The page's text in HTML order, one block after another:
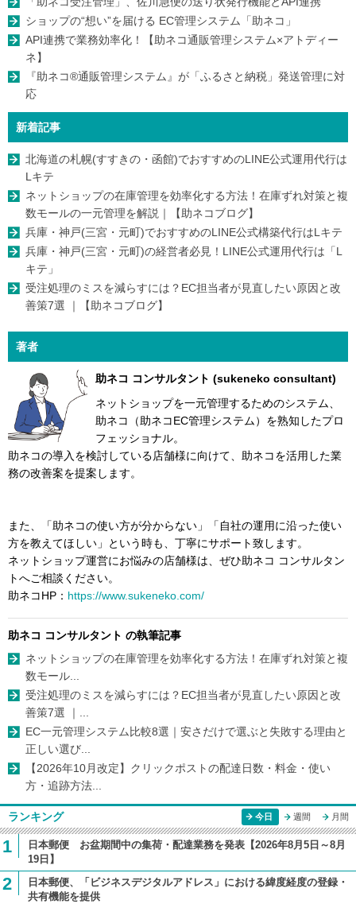
ショップの“想い”を届ける EC管理システム「助ネコ」
API連携で業務効率化！【助ネコ通販管理システム×アトディー
ネ】
『助ネコ®通販管理システム』が「ふるさと納税」発送管理に対
応
新着記事
北海道の札幌(すすきの・函館)でおすすめのLINE公式運用代行は
Lキテ
ネットショップの在庫管理を効率化する方法！在庫ずれ対策と複
数モールの一元管理を解説｜【助ネコブログ】
兵庫・神戸(三宮・元町)でおすすめのLINE公式構築代行はLキテ
兵庫・神戸(三宮・元町)の経営者必見！LINE公式運用代行は「L
キテ」
受注処理のミスを減らすには？EC担当者が見直したい原因と改
善策7選 ｜【助ネコブログ】
著者
助ネコ コンサルタント (sukeneko consultant)
ネットショップを一元管理するためのシステム、
助ネコ（助ネコEC管理システム）を熟知したプロ
フェッショナル。
助ネコの導入を検討している店舗様に向けて、助ネコを活用した業
務の改善案を提案します。
また、「助ネコの使い方が分からない」「自社の運用に沿った使い
方を教えてほしい」という時も、丁寧にサポート致します。
ネットショップ運営にお悩みの店舗様は、ぜひ助ネコ コンサルタン
トへご相談ください。
助ネコHP： https://www.sukeneko.com/
助ネコ コンサルタント の執筆記事
ネットショップの在庫管理を効率化する方法！在庫ずれ対策と複
数モール...
受注処理のミスを減らすには？EC担当者が見直したい原因と改
善策7選 ｜...
EC一元管理システム比較8選｜安さだけで選ぶと失敗する理由と
正しい選び...
【2026年10月改定】クリックポストの配達日数・料金・使い
方・追跡方法...
ランキング 今日 週間 月間
1
日本郵便 お盆期間中の集荷・配達業務を発表【2026年8月5日～8月
19日】
2
日本郵便、「ビジネスデジタルアドレス」における緯度経度の登録・
共有機能を提供